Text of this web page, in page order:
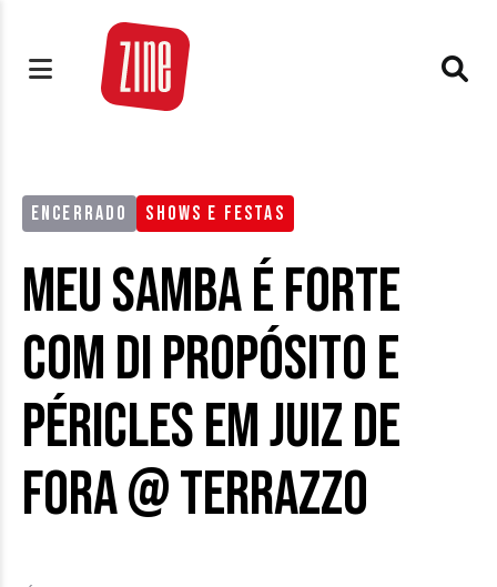
ENCERRADO SHOWS E FESTAS
Meu Samba é Forte
com Di Propósito e
Péricles em Juiz de
Fora @ Terrazzo